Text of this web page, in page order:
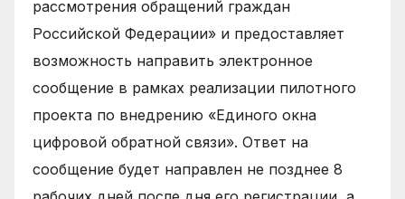
рассмотрения обращений граждан
Российской Федерации» и предоставляет
возможность направить электронное
сообщение в рамках реализации пилотного
проекта по внедрению «Единого окна
цифровой обратной связи». Ответ на
сообщение будет направлен не позднее 8